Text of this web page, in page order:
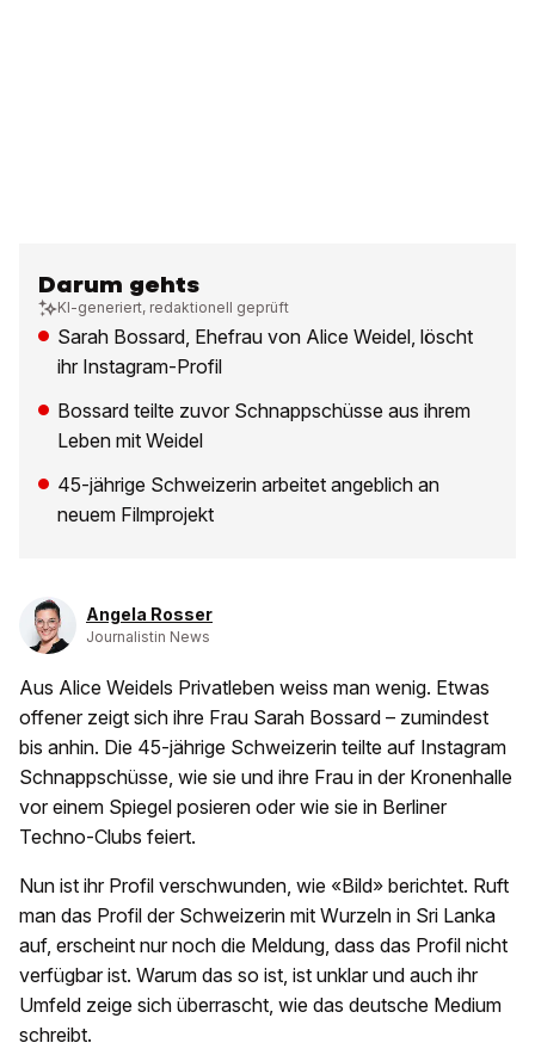
Darum gehts
KI-generiert, redaktionell geprüft
Sarah Bossard, Ehefrau von Alice Weidel, löscht
ihr Instagram-Profil
Bossard teilte zuvor Schnappschüsse aus ihrem
Leben mit Weidel
45-jährige Schweizerin arbeitet angeblich an
neuem Filmprojekt
Angela Rosser
Journalistin News
Aus Alice Weidels Privatleben weiss man wenig. Etwas
offener zeigt sich ihre Frau Sarah Bossard – zumindest
bis anhin. Die 45-jährige Schweizerin teilte auf Instagram
Schnappschüsse, wie sie und ihre Frau in der Kronenhalle
vor einem Spiegel posieren oder wie sie in Berliner
Techno-Clubs feiert.
Nun ist ihr Profil verschwunden, wie «Bild» berichtet. Ruft
man das Profil der Schweizerin mit Wurzeln in Sri Lanka
auf, erscheint nur noch die Meldung, dass das Profil nicht
verfügbar ist. Warum das so ist, ist unklar und auch ihr
Umfeld zeige sich überrascht, wie das deutsche Medium
schreibt.